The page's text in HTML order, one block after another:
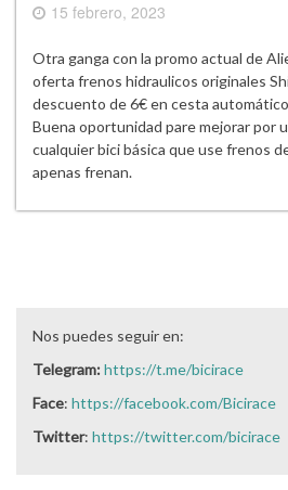
15 febrero, 2023
Otra ganga con la promo actual de
oferta frenos hidraulicos originales
descuento de 6€ en cesta
Buena oportunidad pare mejorar por
cualquier bici básica que use frenos
apenas frenan.
Nos puedes seguir en:
Telegram:https://t.me/bicirace
Face: https://facebook.com/Bicirace
Twitter: https://twitter.com/bicirace